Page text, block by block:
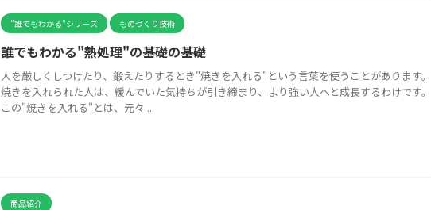
"誰でもわかる"シリーズ ものづくり技術
誰でもわかる"熱処理"の基礎の基礎
人を厳しくしつけたり、鍛えたりするとき"焼きを入れる"という言葉を使うことがあります。
焼きを入れられた人は、緩んでいた気持ちが引き締まり、より強い人へと成長するわけです。
この"焼きを入れる"とは、元々 ...
商品紹介